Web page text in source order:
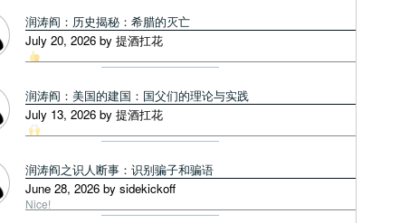
润涛阎：历史揭秘：希腊的灭亡
July 20, 2026 by 提酒扛花
润涛阎：美国的建国：国父们的理论与实践
July 13, 2026 by 提酒扛花
润涛阎之识人断事：识别骗子和骗语
June 28, 2026 by sidekickoff
Nice!